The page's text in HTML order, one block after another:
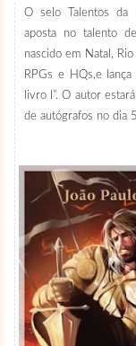
O selo Talentos da
aposta no talento
nascido em Natal,
RPGs e HQs,e
livro I”. O autor
de autógrafos no dia